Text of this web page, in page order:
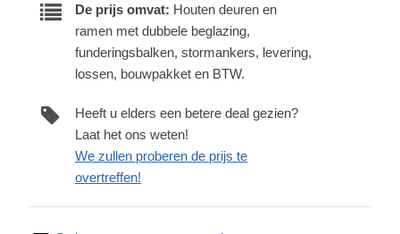
De prijs omvat: Houten deuren en
ramen met dubbele beglazing,
funderingsbalken, stormankers, levering,
lossen, bouwpakket en BTW.
Heeft u elders een betere deal gezien?
Laat het ons weten!
We zullen proberen de prijs te
overtreffen!